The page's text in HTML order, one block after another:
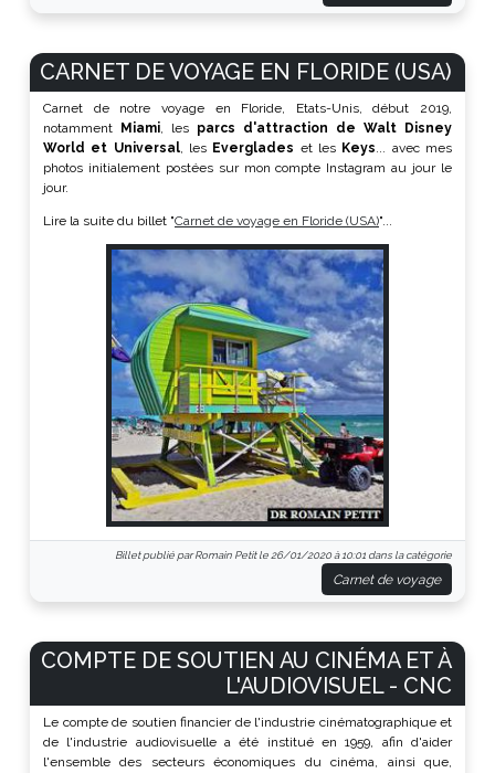
CARNET DE VOYAGE EN FLORIDE (USA)
Carnet de notre voyage en Floride, Etats-Unis, début 2019,
notamment
Miami, les parcs d'attraction de Walt Disney
World et Universal, les Everglades et les Keys... avec mes
photos initialement postées sur mon compte Instagram au jour le
jour.
Lire la suite du billet "Carnet de voyage en Floride (USA)"...
Billet publié par Romain Petit le 26/01/2020 à 10:01 dans la catégorie
Carnet de voyage
COMPTE DE SOUTIEN AU CINÉMA ET À
L'AUDIOVISUEL - CNC
Le compte de soutien financier de l'industrie cinématographique et
de l'industrie audiovisuelle a été institué en 1959, afin d'aider
l'ensemble des secteurs économiques du cinéma, ainsi que,